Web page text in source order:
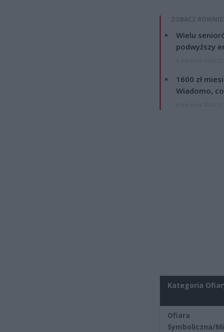
ZOBACZ
Wielu
podwyższy
1600 zł
Wiadomo,
Kategoria
Ofiara
Symboliczna/